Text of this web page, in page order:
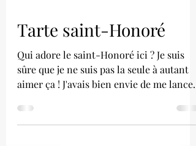
Tarte saint-Honoré
Qui adore le saint-Honoré ici ? Je suis
aimer ça ! J'avais bien envie de me lancer
dans sa...